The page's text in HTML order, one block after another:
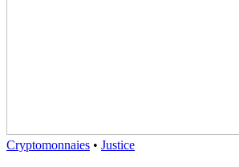
Cryptomonnaies • Justice